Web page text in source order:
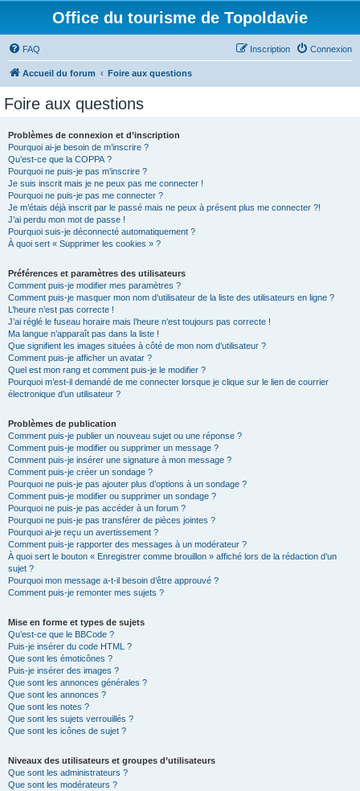
Office du tourisme de Topoldavie
FAQ Connexion
Inscription
Accueil du forum Foire aux questions
Foire aux questions
Problèmes de connexion et d’inscription
Pourquoi ai-je besoin de m’inscrire ?
Qu’est-ce que la COPPA ?
Pourquoi ne puis-je pas m’inscrire ?
Je suis inscrit mais je ne peux pas me connecter !
Pourquoi ne puis-je pas me connecter ?
Je m’étais déjà inscrit par le passé mais ne peux à présent plus me connecter ?!
J’ai perdu mon mot de passe !
Pourquoi suis-je déconnecté automatiquement ?
À quoi sert « Supprimer les cookies » ?
Préférences et paramètres des utilisateurs
Comment puis-je modifier mes paramètres ?
Comment puis-je masquer mon nom d’utilisateur de la liste des utilisateurs en ligne ?
L’heure n’est pas correcte !
J’ai réglé le fuseau horaire mais l’heure n’est toujours pas correcte !
Ma langue n’apparaît pas dans la liste !
Que signifient les images situées à côté de mon nom d’utilisateur ?
Comment puis-je afficher un avatar ?
Quel est mon rang et comment puis-je le modifier ?
Pourquoi m’est-il demandé de me connecter lorsque je clique sur le lien de courrier
électronique d’un utilisateur ?
Problèmes de publication
Comment puis-je publier un nouveau sujet ou une réponse ?
Comment puis-je modifier ou supprimer un message ?
Comment puis-je insérer une signature à mon message ?
Comment puis-je créer un sondage ?
Pourquoi ne puis-je pas ajouter plus d’options à un sondage ?
Comment puis-je modifier ou supprimer un sondage ?
Pourquoi ne puis-je pas accéder à un forum ?
Pourquoi ne puis-je pas transférer de pièces jointes ?
Pourquoi ai-je reçu un avertissement ?
Comment puis-je rapporter des messages à un modérateur ?
À quoi sert le bouton « Enregistrer comme brouillon » affiché lors de la rédaction d’un
sujet ?
Pourquoi mon message a-t-il besoin d’être approuvé ?
Comment puis-je remonter mes sujets ?
Mise en forme et types de sujets
Qu’est-ce que le BBCode ?
Puis-je insérer du code HTML ?
Que sont les émoticônes ?
Puis-je insérer des images ?
Que sont les annonces générales ?
Que sont les annonces ?
Que sont les notes ?
Que sont les sujets verrouillés ?
Que sont les icônes de sujet ?
Niveaux des utilisateurs et groupes d’utilisateurs
Que sont les administrateurs ?
Que sont les modérateurs ?